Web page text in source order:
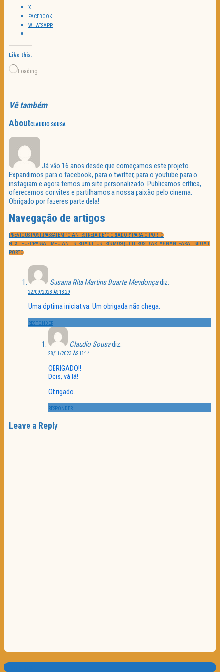
X
FACEBOOK
WHATSAPP
Like this:
Loading…
Vê também
AboutCLAUDIO SOUSA
Já vão 16 anos desde que começámos este projeto.
Expandimos para o facebook, para o twitter, para o youtube para o
instagram e agora temos um site personalizado. Publicamos crítica,
oferecemos convites e partilhamos a nossa paixão pelo cinema.
Obrigado por fazeres parte dela!
Navegação de artigos
PREVIOUS POST:PASSATEMPO ANTESTREIA DE ‘O CRIADOR’ PARA O PORTO
NEXT POST:PASSATEMPO ANTESTREIA DE ‘OS TRÊS MOSQUETEIROS: D’ARTAGNAN’ PARA LISBOA E
PORTO
Susana Rita Martins Duarte Mendonçadiz:
22/09/2023 ÀS 13:29
Uma óptima iniciativa. Um obrigada não chega.
RESPONDER
Claudio Sousadiz:
28/11/2023 ÀS 13:14
OBRIGADO!!
Dois, vá lá!
Obrigado.
RESPONDER
Leave a Reply
Translate: